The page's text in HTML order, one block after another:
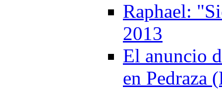
Raphael:
2013
El anuncio
en Pedraza